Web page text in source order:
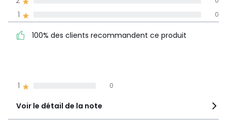
1 0
4
recommandent ce produit
Voir le détail de la note
1 0
100% des clients recommandent ce produit